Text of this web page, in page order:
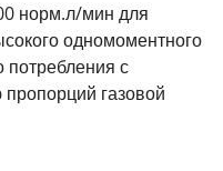
норм.л/мин для
одномоментного
потребления с
газовой